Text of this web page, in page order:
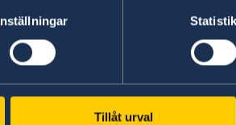
Statistik
Tillåt urval
de conducir
preguntas relacionadas con los
Nacional de Transportes